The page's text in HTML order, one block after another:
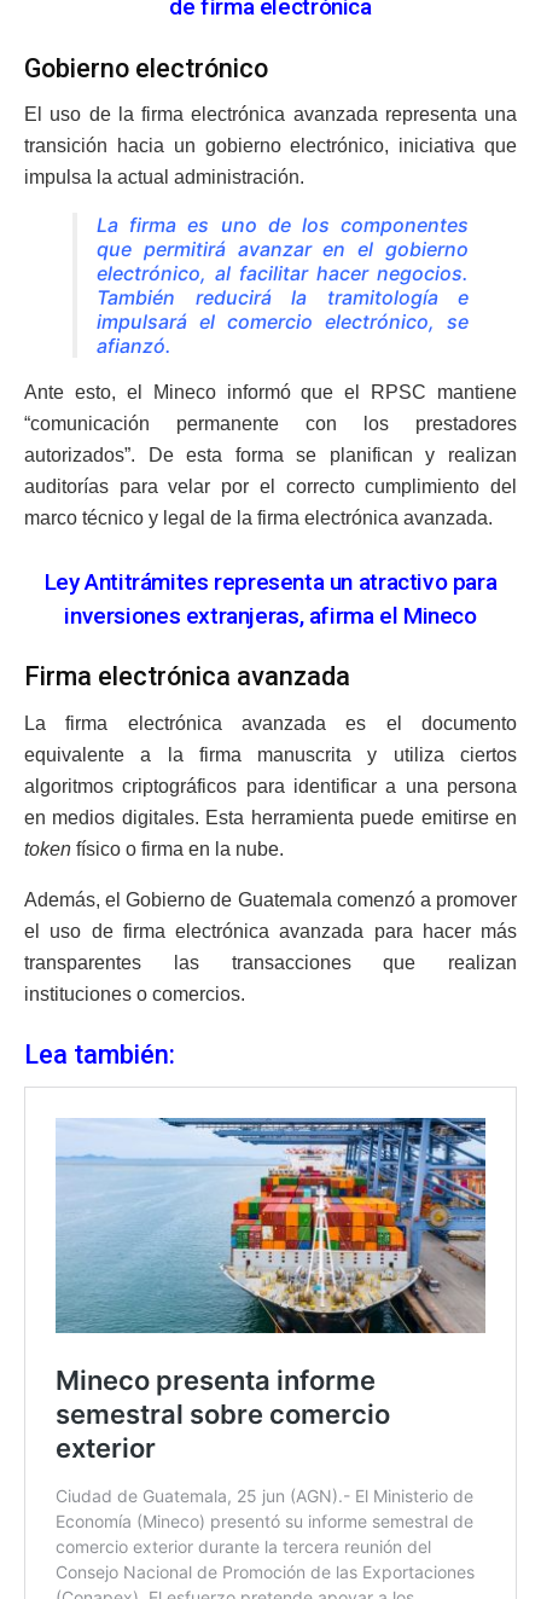
de firma electrónica
Gobierno electrónico
El uso de la firma electrónica avanzada representa una
transición hacia un gobierno electrónico, iniciativa que
impulsa la actual administración.
La firma es uno de los componentes
que permitirá avanzar en el gobierno
electrónico, al facilitar hacer negocios.
También reducirá la tramitología e
impulsará el comercio electrónico, se
afianzó.
Ante esto, el Mineco informó que el RPSC mantiene
“comunicación permanente con los prestadores
autorizados”. De esta forma se planifican y realizan
auditorías para velar por el correcto cumplimiento del
marco técnico y legal de la firma electrónica avanzada.
Ley Antitrámites representa un atractivo para
inversiones extranjeras, afirma el Mineco
Firma electrónica avanzada
La firma electrónica avanzada es el documento
equivalente a la firma manuscrita y utiliza ciertos
algoritmos criptográficos para identificar a una persona
en medios digitales. Esta herramienta puede emitirse en
token físico o firma en la nube.
Además, el Gobierno de Guatemala comenzó a promover
el uso de firma electrónica avanzada para hacer más
transparentes las transacciones que realizan
instituciones o comercios.
Lea también: